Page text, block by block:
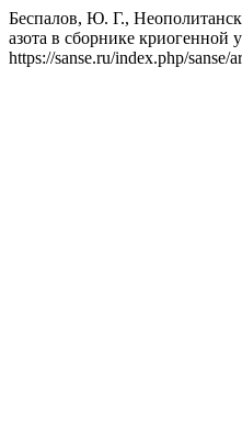
Беспалов, Ю. Г.,
азота в сборнике криогенной
https://sanse.ru/index.php/